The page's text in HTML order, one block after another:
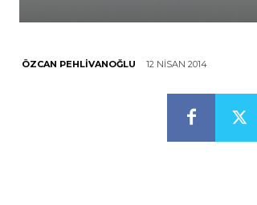
ÖZCAN PEHLIVANOĞLU 12 NISAN 2014